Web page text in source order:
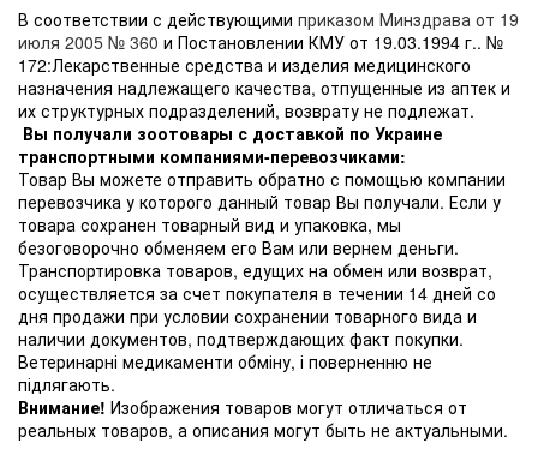
В соответствии с действующими приказом Минздрава от 19
июля 2005 № 360 и Постановлении КМУ от 19.03.1994 г.. №
172:Лекарственные средства и изделия медицинского
назначения надлежащего качества, отпущенные из аптек и
их структурных подразделений, возврату не подлежат.
Вы получали зоотовары с доставкой по Украине
транспортными компаниями-перевозчиками:
Товар Вы можете отправить обратно с помощью компании
перевозчика у которого данный товар Вы получали. Если у
товара сохранен товарный вид и упаковка, мы
безоговорочно обменяем его Вам или вернем деньги.
Транспортировка товаров, едущих на обмен или возврат,
осуществляется за счет покупателя в течении 14 дней со
дня продажи при условии сохранении товарного вида и
наличии документов, подтверждающих факт покупки.
Ветеринарні медикаменти обміну, і поверненню не
підлягають.
Внимание! Изображения товаров могут отличаться от
реальных товаров, а описания могут быть не актуальными.